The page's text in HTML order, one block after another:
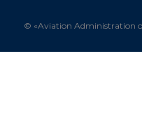
© «Aviation Administration